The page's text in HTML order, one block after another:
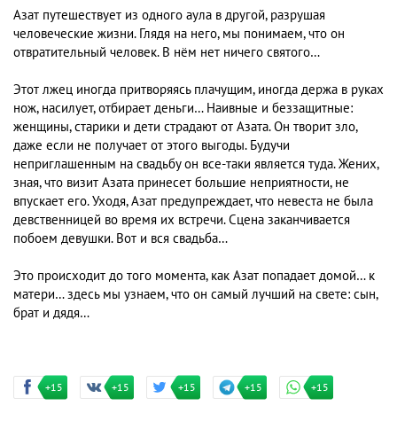
Азат путешествует из одного аула в другой, разрушая
человеческие жизни. Глядя на него, мы понимаем, что он
отвратительный человек. В нём нет ничего святого…
Этот лжец иногда притворяясь плачущим, иногда держа в руках
нож, насилует, отбирает деньги… Наивные и беззащитные:
женщины, старики и дети страдают от Азата. Он творит зло,
даже если не получает от этого выгоды. Будучи
неприглашенным на свадьбу он все-таки является туда. Жених,
зная, что визит Азата принесет большие неприятности, не
впускает его. Уходя, Азат предупреждает, что невеста не была
девственницей во время их встречи. Сцена заканчивается
побоем девушки. Вот и вся свадьба…
Это происходит до того момента, как Азат попадает домой… к
матери… здесь мы узнаем, что он самый лучший на свете: сын,
брат и дядя…
+15 +15 +15 +15 +15